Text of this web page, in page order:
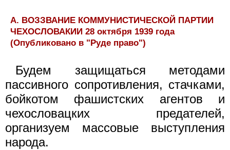
А. ВОЗЗВАНИЕ КОММУНИСТИЧЕСКОЙ ПАРТИИ
ЧЕХОСЛОВАКИИ 28 октября 1939 года
(Опубликовано в "Руде право")
Будем защищаться методами
пассивного сопротивления, стачками,
бойкотом фашистских агентов и
чехословацких предателей,
организуем массовые выступления
народа.